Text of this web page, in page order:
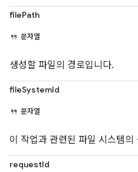
filePath
문자열
생성할 파일의 경로입니다.
fileSystemId
문자열
이 작업과 관련된 파일 시스템의
requestId